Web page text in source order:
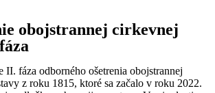
obojstrannej cirkevnej
II. fáza odborného ošetrenia obojstrannej
z roku 1815, ktoré sa začalo v roku 2022.